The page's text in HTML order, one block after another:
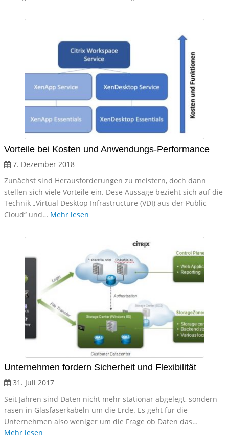
Vorteile bei Kosten und Anwendungs-Performance
7. Dezember 2018
Zunächst sind Herausforderungen zu meistern, doch dann
stellen sich viele Vorteile ein. Dese Aussage bezieht sich auf die
Technik „Virtual Desktop Infrastructure (VDI) aus der Public
Cloud“ und… Mehr lesen
Unternehmen fordern Sicherheit und Flexibilität
31. Juli 2017
Seit Jahren sind Daten nicht mehr stationär abgelegt, sondern
rasen in Glasfaserkabeln um die Erde. Es geht für die
Unternehmen also weniger um die Frage ob Daten das…
Mehr lesen